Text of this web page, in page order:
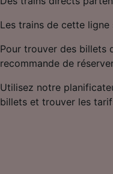
Les trains de cette
Pour trouver des billets
recommande de
Utilisez notre
billets et trouver les